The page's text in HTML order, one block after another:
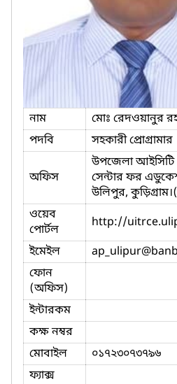
নাম
মোঃ রেদওয়ানুর
পদবি
সহকারী প্রোগ্রামার
অফিস
উপজেলা আইসিটি
সেন্টার ফর
উলিপুর,
ওয়েব
পোর্টল
http://
ইমেইল
ap_ulipur
ফোন
(অফিস)
ইন্টারকম
কক্ষ নম্বর
মোবাইল
০১৭২৩০৭৩৭৯৬
ফ্যাক্স